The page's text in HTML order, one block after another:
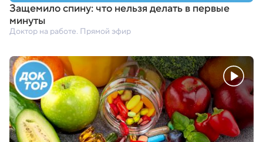
Защемило спину: что нельзя делать в первые
минуты
Доктор на работе. Прямой эфир